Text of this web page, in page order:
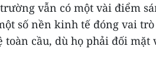
vẫn có một vài điểm
số nền kinh tế đóng vai
toàn cầu, dù họ phải đối mặt